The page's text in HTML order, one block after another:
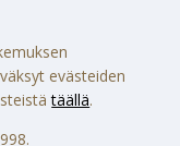
evästeiden
täällä.